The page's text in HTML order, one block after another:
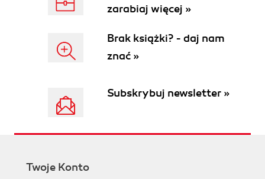
zarabiaj więcej »
Brak książki? - daj nam
znać »
Subskrybuj newsletter »
Twoje Konto